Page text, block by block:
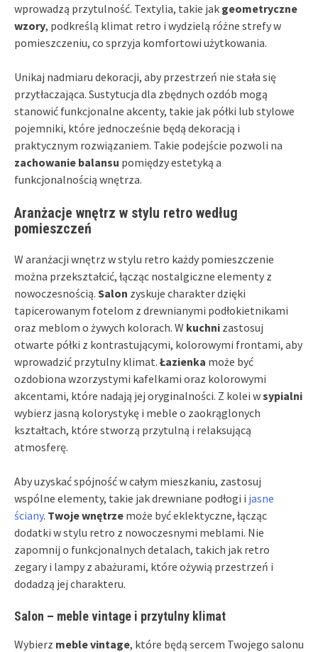
wprowadzą przytulność. Textylia, takie jak geometryczne
wzory, podkreślą klimat retro i wydzielą różne strefy w
pomieszczeniu, co sprzyja komfortowi użytkowania.
Unikaj nadmiaru dekoracji, aby przestrzeń nie stała się
przytłaczająca. Sustytucja dla zbędnych ozdób mogą
stanowić funkcjonalne akcenty, takie jak półki lub stylowe
pojemniki, które jednocześnie będą dekoracją i
praktycznym rozwiązaniem. Takie podejście pozwoli na
zachowanie balansu pomiędzy estetyką a
funkcjonalnością wnętrza.
Aranżacje wnętrz w stylu retro według
pomieszczeń
W aranżacji wnętrz w stylu retro każdy pomieszczenie
można przekształcić, łącząc nostalgiczne elementy z
nowoczesnością. Salon zyskuje charakter dzięki
tapicerowanym fotelom z drewnianymi podłokietnikami
oraz meblom o żywych kolorach. W kuchni zastosuj
otwarte półki z kontrastującymi, kolorowymi frontami, aby
wprowadzić przytulny klimat. Łazienka może być
ozdobiona wzorzystymi kafelkami oraz kolorowymi
akcentami, które nadają jej oryginalności. Z kolei wsypialni
wybierz jasną kolorystykę i meble o zaokrąglonych
kształtach, które stworzą przytulną i relaksującą
atmosferę.
Aby uzyskać spójność w całym mieszkaniu, zastosuj
wspólne elementy, takie jak drewniane podłogi i jasne
ściany. Twoje wnętrze może być eklektyczne, łącząc
dodatki w stylu retro z nowoczesnymi meblami. Nie
zapomnij o funkcjonalnych detalach, takich jak retro
zegary i lampy z abażurami, które ożywią przestrzeń i
dodadzą jej charakteru.
Salon – meble vintage i przytulny klimat
Wybierz meble vintage, które będą sercem Twojego salonu